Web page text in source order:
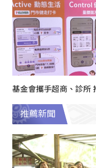
基金會攜手超商、診所
推薦新聞